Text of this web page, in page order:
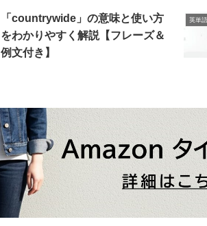
「countrywide」の意味と使い方
をわかりやすく解説【フレーズ＆
例文付き】